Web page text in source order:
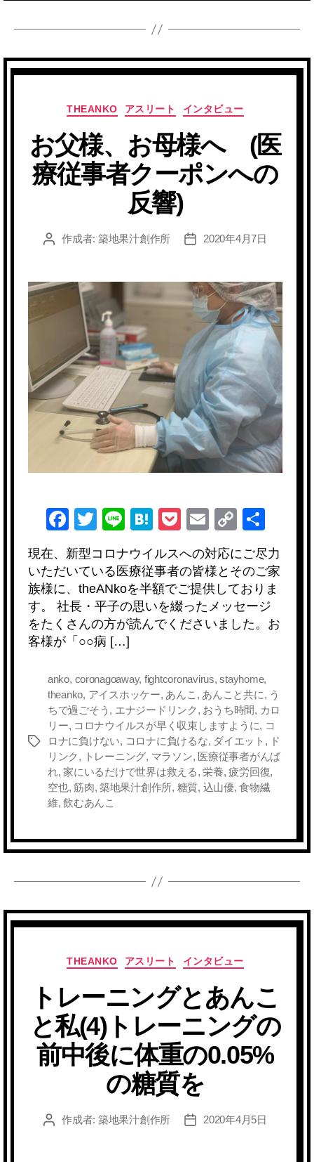
カ
ゴ
リ
ー
THEANKO アスリート インタビュー
お父様、お母様へ (医
療従事者クーポンへの
反響)
投 作成者: 築地果汁創作所
投
2020年4月7日
F
a
c
e
b
o
k
T
tt
er
Li
n
e
H
e
n
a
P
ck
et
E
m
ail
C
p
y
Li
n
有
現在、新型コロナウイルスへの対応にご尽力
いただいている医療従事者の皆様とそのご家
族様に、theANkoを半額でご提供しておりま
す。 社長・平子の思いを綴ったメッセージ
をたくさんの方が読んでくださいました。お
客様が「○○病 […]
タ
anko, coronagoaway, fightcoronavirus,stayhome,
theanko, アイスホッケー, あんこ , あんこと共に, う
ちで過ごそう , エナジードリンク , おうち時間, カロ
リー, コロナウイルスが早く収束しますように, コ
ロナに負けない, コロナに負けるな, ダイエット , ド
リンク , トレーニング, マラソン, 医療従事者がんば
れ,家にいるだけで世界は救える,栄養,疲労回復,
空也, 筋肉, 築地果汁創作所, 糖質, 込山優,食物繊
維,飲むあんこ
カ
ゴ
リ
ー
THEANKO アスリート インタビュー
トレーニングとあんこ
と私(4)トレーニングの
前中後に体重の0.05%
の糖質を
投 作成者: 築地果汁創作所
投
2020年4月5日